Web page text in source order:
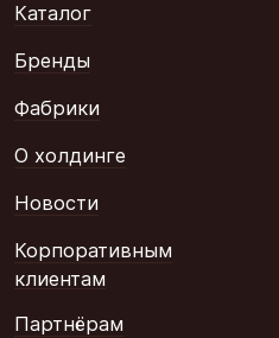
Каталог
Бренды
Фабрики
О холдинге
Новости
Корпоративным
клиентам
Партнёрам